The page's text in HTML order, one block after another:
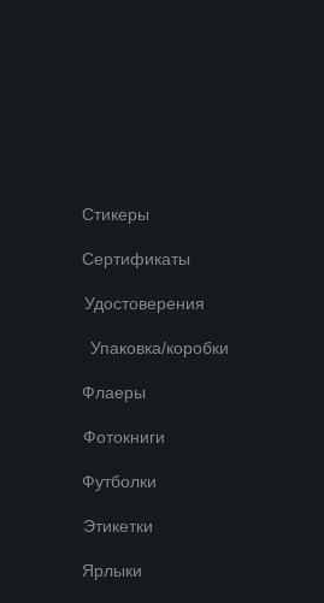
Футболки
Стикеры
Сертификаты
Удостоверения
Упаковка/коробки
Флаеры
Фотокниги
Этикетки
Ярлыки